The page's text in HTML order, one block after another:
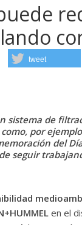
tweet
sistema de
por
del
seguir
en el